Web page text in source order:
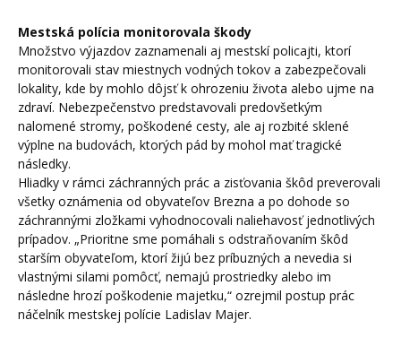
Mestská polícia monitorovala škody
Množstvo výjazdov zaznamenali aj mestskí policajti, ktorí
monitorovali stav miestnych vodných tokov a zabezpečovali
lokality, kde by mohlo dôjsť k ohrozeniu života alebo ujme na
zdraví. Nebezpečenstvo predstavovali predovšetkým
nalomené stromy, poškodené cesty, ale aj rozbité sklené
výplne na budovách, ktorých pád by mohol mať tragické
následky.
Hliadky v rámci záchranných prác a zisťovania škôd preverovali
všetky oznámenia od obyvateľov Brezna a po dohode so
záchrannými zložkami vyhodnocovali naliehavosť jednotlivých
prípadov. „Prioritne sme pomáhali s odstraňovaním škôd
starším obyvateľom, ktorí žijú bez príbuzných a nevedia si
vlastnými silami pomôcť, nemajú prostriedky alebo im
následne hrozí poškodenie majetku,“ ozrejmil postup prác
náčelník mestskej polície Ladislav Majer.